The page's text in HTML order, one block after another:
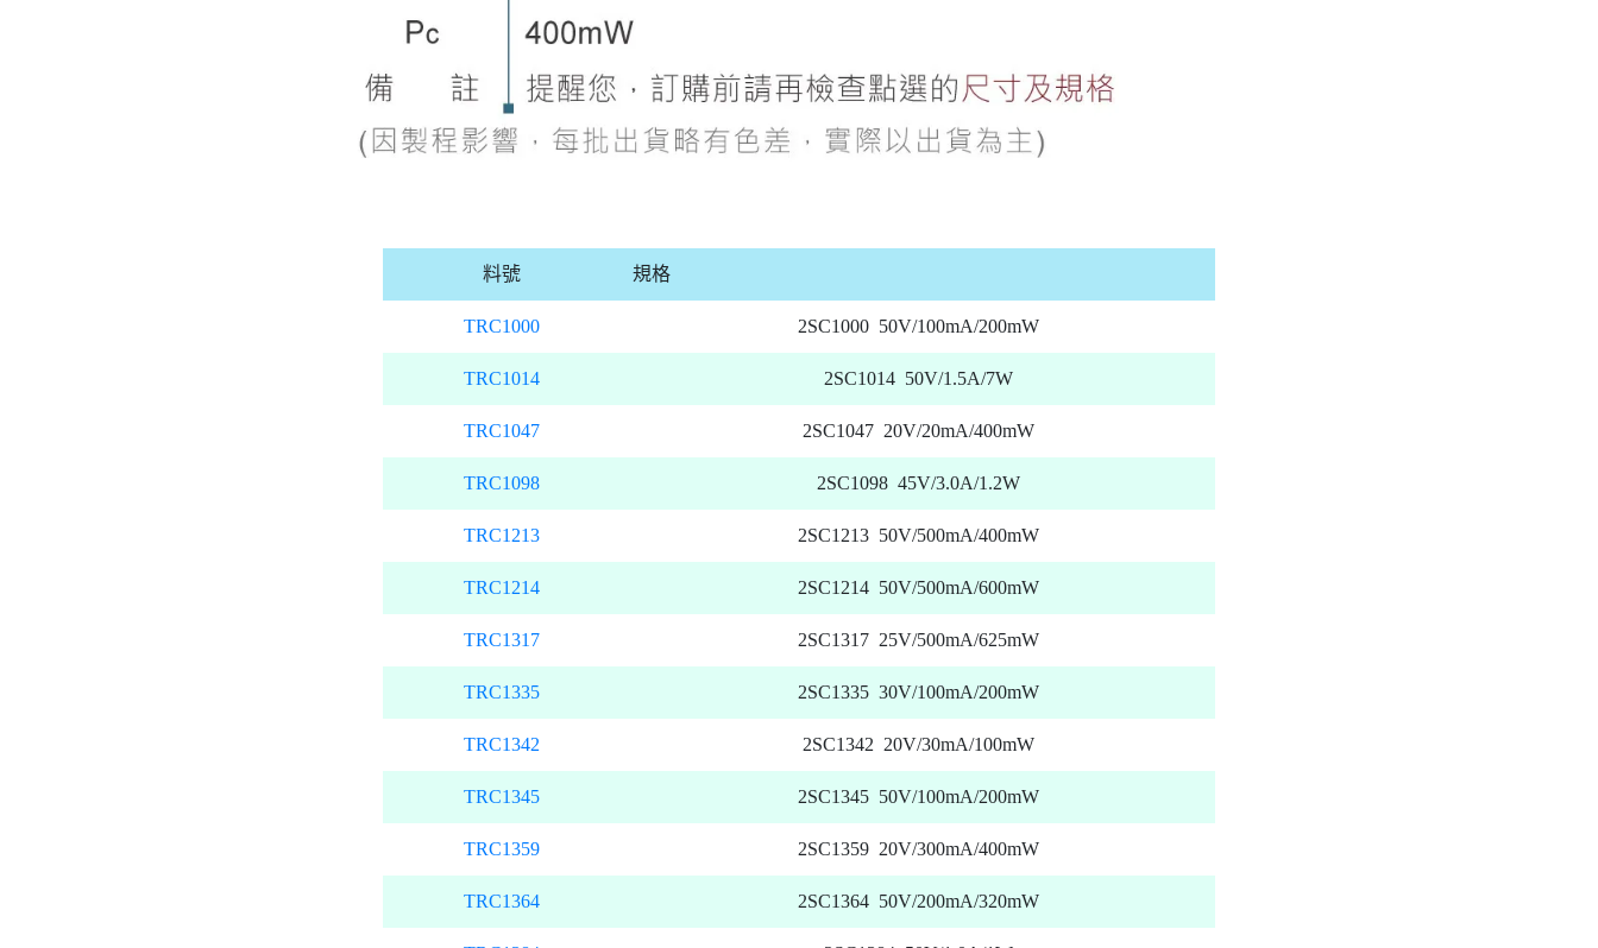
料號 規格
TRC1000 2SC1000 50V/100mA/200mW
TRC1014 2SC1014 50V/1.5A/7W
TRC1047 2SC1047 20V/20mA/400mW
TRC1098 2SC1098 45V/3.0A/1.2W
TRC1213 2SC1213 50V/500mA/400mW
TRC1214 2SC1214 50V/500mA/600mW
TRC1317 2SC1317 25V/500mA/625mW
TRC1335 2SC1335 30V/100mA/200mW
TRC1342 2SC1342 20V/30mA/100mW
TRC1345 2SC1345 50V/100mA/200mW
TRC1359 2SC1359 20V/300mA/400mW
TRC1364 2SC1364 50V/200mA/320mW